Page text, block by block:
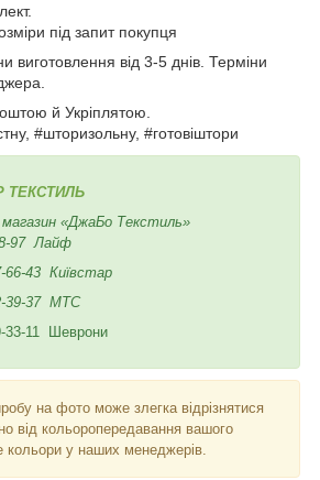
під запит покупця
виготовлення від 3-5 днів. Терміни
й Укріплятою.
#шторизольну, #готовіштори
ТЕКСТИЛЬ
магазин «ДжаБо Текстиль»
97 Лайф
66-43 Київстар
39-37 МТС
11 Шеврони
на фото може злегка відрізнятися
від кольоропередавання вашого
кольори у наших менеджерів.